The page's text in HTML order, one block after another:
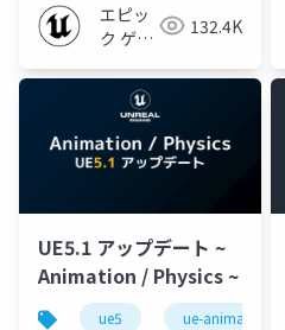
エピッ
ク ゲー
ャパン
132.4K
UE5.1 アップデート ~
Animation / Physics ~
ue5 ue-animation